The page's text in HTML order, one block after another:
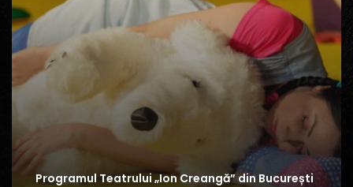
Programul Teatrului „Ion Creangă” din București